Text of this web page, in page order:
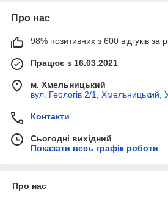
Про нас
98% позитивних з 600 відгуків за
Працює з 16.03.2021
м. Хмельницький
вул. Геологів 2/1, Хмельницький,
Контакти
Сьогодні вихідний
Показати весь графік роботи
Про нас